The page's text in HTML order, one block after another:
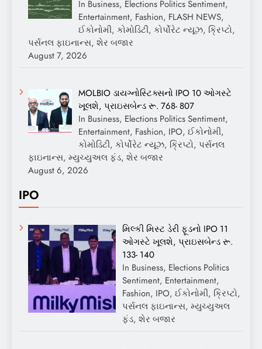
In Business, Elections Politics Sentiment,
Entertainment, Fashion, FLASH NEWS,
ઈકોનોમી, કોમોડિટી, કોર્પોરેટ ન્યૂઝ, ક્રિપ્ટો,
પર્સનલ ફાઇનાન્સ, શેર બજાર
August 7, 2026
MOLBIO ડાયગ્નોસ્ટિક્સનો IPO 10 ઓગસ્ટે
ખૂલશે, પ્રાઇસબેન્ડ રૂ. 768- 807
In Business, Elections Politics Sentiment,
Entertainment, Fashion, IPO, ઈકોનોમી,
કોમોડિટી, કોર્પોરેટ ન્યૂઝ, ક્રિપ્ટો, પર્સનલ
ફાઇનાન્સ, મ્યુચ્યુઅલ ફંડ, શેર બજાર
August 6, 2026
IPO
મિલ્કી મિસ્ટ ડેરી ફૂડનો IPO 11
ઓગસ્ટે ખૂલશે, પ્રાઇસબેન્ડ રૂ.
133- 140
In Business, Elections Politics
Sentiment, Entertainment,
Fashion, IPO, ઈકોનોમી, ક્રિપ્ટો,
પર્સનલ ફાઇનાન્સ, મ્યુચ્યુઅલ
ફંડ, શેર બજાર